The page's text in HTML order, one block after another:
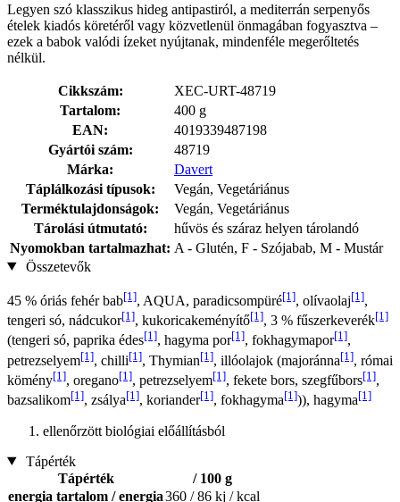
Legyen szó klasszikus hideg antipastiról, a mediterrán serpenyős
ételek kiadós köretéről vagy közvetlenül önmagában fogyasztva –
ezek a babok valódi ízeket nyújtanak, mindenféle megerőltetés
nélkül.
Cikkszám:
XEC-URT-48719
Tartalom:
400 g
EAN:
4019339487198
Gyártói szám:
48719
Márka:
Davert
Táplálkozási típusok:
Vegán, Vegetáriánus
Terméktulajdonságok:
Vegán, Vegetáriánus
Tárolási útmutató:
hűvös és száraz helyen tárolandó
Nyomokban tartalmazhat: A - Glutén, F - Szójabab, M - Mustár
Összetevők
45 % óriás fehér bab[1], AQUA, paradicsompüré[1], olívaolaj[1],
tengeri só, nádcukor[1], kukoricakeményítő[1], 3 % fűszerkeverék[1]
(tengeri só, paprika édes[1], hagyma por[1], fokhagymapor[1],
petrezselyem[1], chilli[1], Thymian[1], illóolajok (majoránna[1], római
kömény[1], oregano[1], petrezselyem[1], fekete bors, szegfűbors[1],
bazsalikom[1], zsálya[1], koriander[1], fokhagyma[1])), hagyma[1]
ellenőrzött biológiai előállításból
Tápérték
Tápérték
/ 100 g
energia tartalom / energia360 / 86 kj / kcal